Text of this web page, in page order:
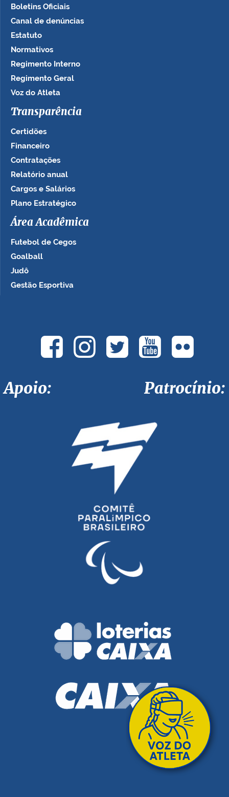
Boletins Oficiais
Canal de denúncias
Estatuto
Normativos
Regimento Interno
Regimento Geral
Voz do Atleta
Transparência
Certidões
Financeiro
Contratações
Relatório anual
Cargos e Salários
Plano Estratégico
Área Acadêmica
Futebol de Cegos
Goalball
Judô
Gestão Esportiva
Apoio: Patrocínio: